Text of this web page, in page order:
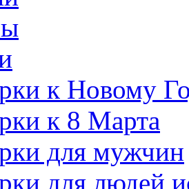
к Новому
к 8 Марта
для мужчин
для людей